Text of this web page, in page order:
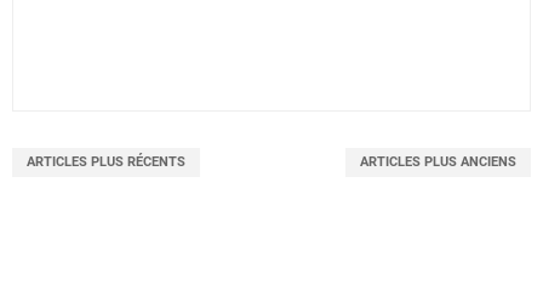
ARTICLES PLUS RÉCENTS ARTICLES PLUS ANCIENS